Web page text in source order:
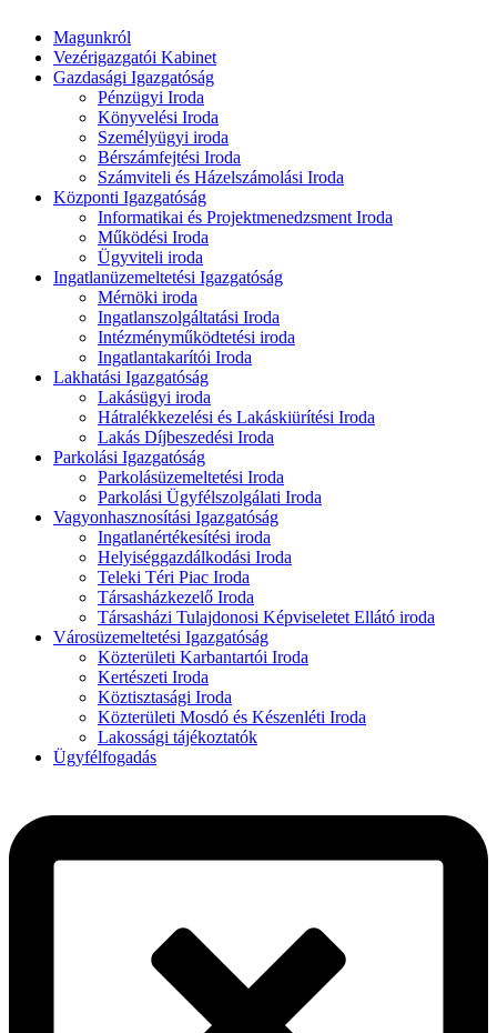
Magunkról
Vezérigazgatói Kabinet
Gazdasági Igazgatóság
Pénzügyi Iroda
Könyvelési Iroda
Személyügyi iroda
Bérszámfejtési Iroda
Számviteli és Házelszámolási Iroda
Központi Igazgatóság
Informatikai és Projektmenedzsment Iroda
Működési Iroda
Ügyviteli iroda
Ingatlanüzemeltetési Igazgatóság
Mérnöki iroda
Ingatlanszolgáltatási Iroda
Intézményműködtetési iroda
Ingatlantakarítói Iroda
Lakhatási Igazgatóság
Lakásügyi iroda
Hátralékkezelési és Lakáskiürítési Iroda
Lakás Díjbeszedési Iroda
Parkolási Igazgatóság
Parkolásüzemeltetési Iroda
Parkolási Ügyfélszolgálati Iroda
Vagyonhasznosítási Igazgatóság
Ingatlanértékesítési iroda
Helyiséggazdálkodási Iroda
Teleki Téri Piac Iroda
Társasházkezelő Iroda
Társasházi Tulajdonosi Képviseletet Ellátó iroda
Városüzemeltetési Igazgatóság
Közterületi Karbantartói Iroda
Kertészeti Iroda
Köztisztasági Iroda
Közterületi Mosdó és Készenléti Iroda
Lakossági tájékoztatók
Ügyfélfogadás